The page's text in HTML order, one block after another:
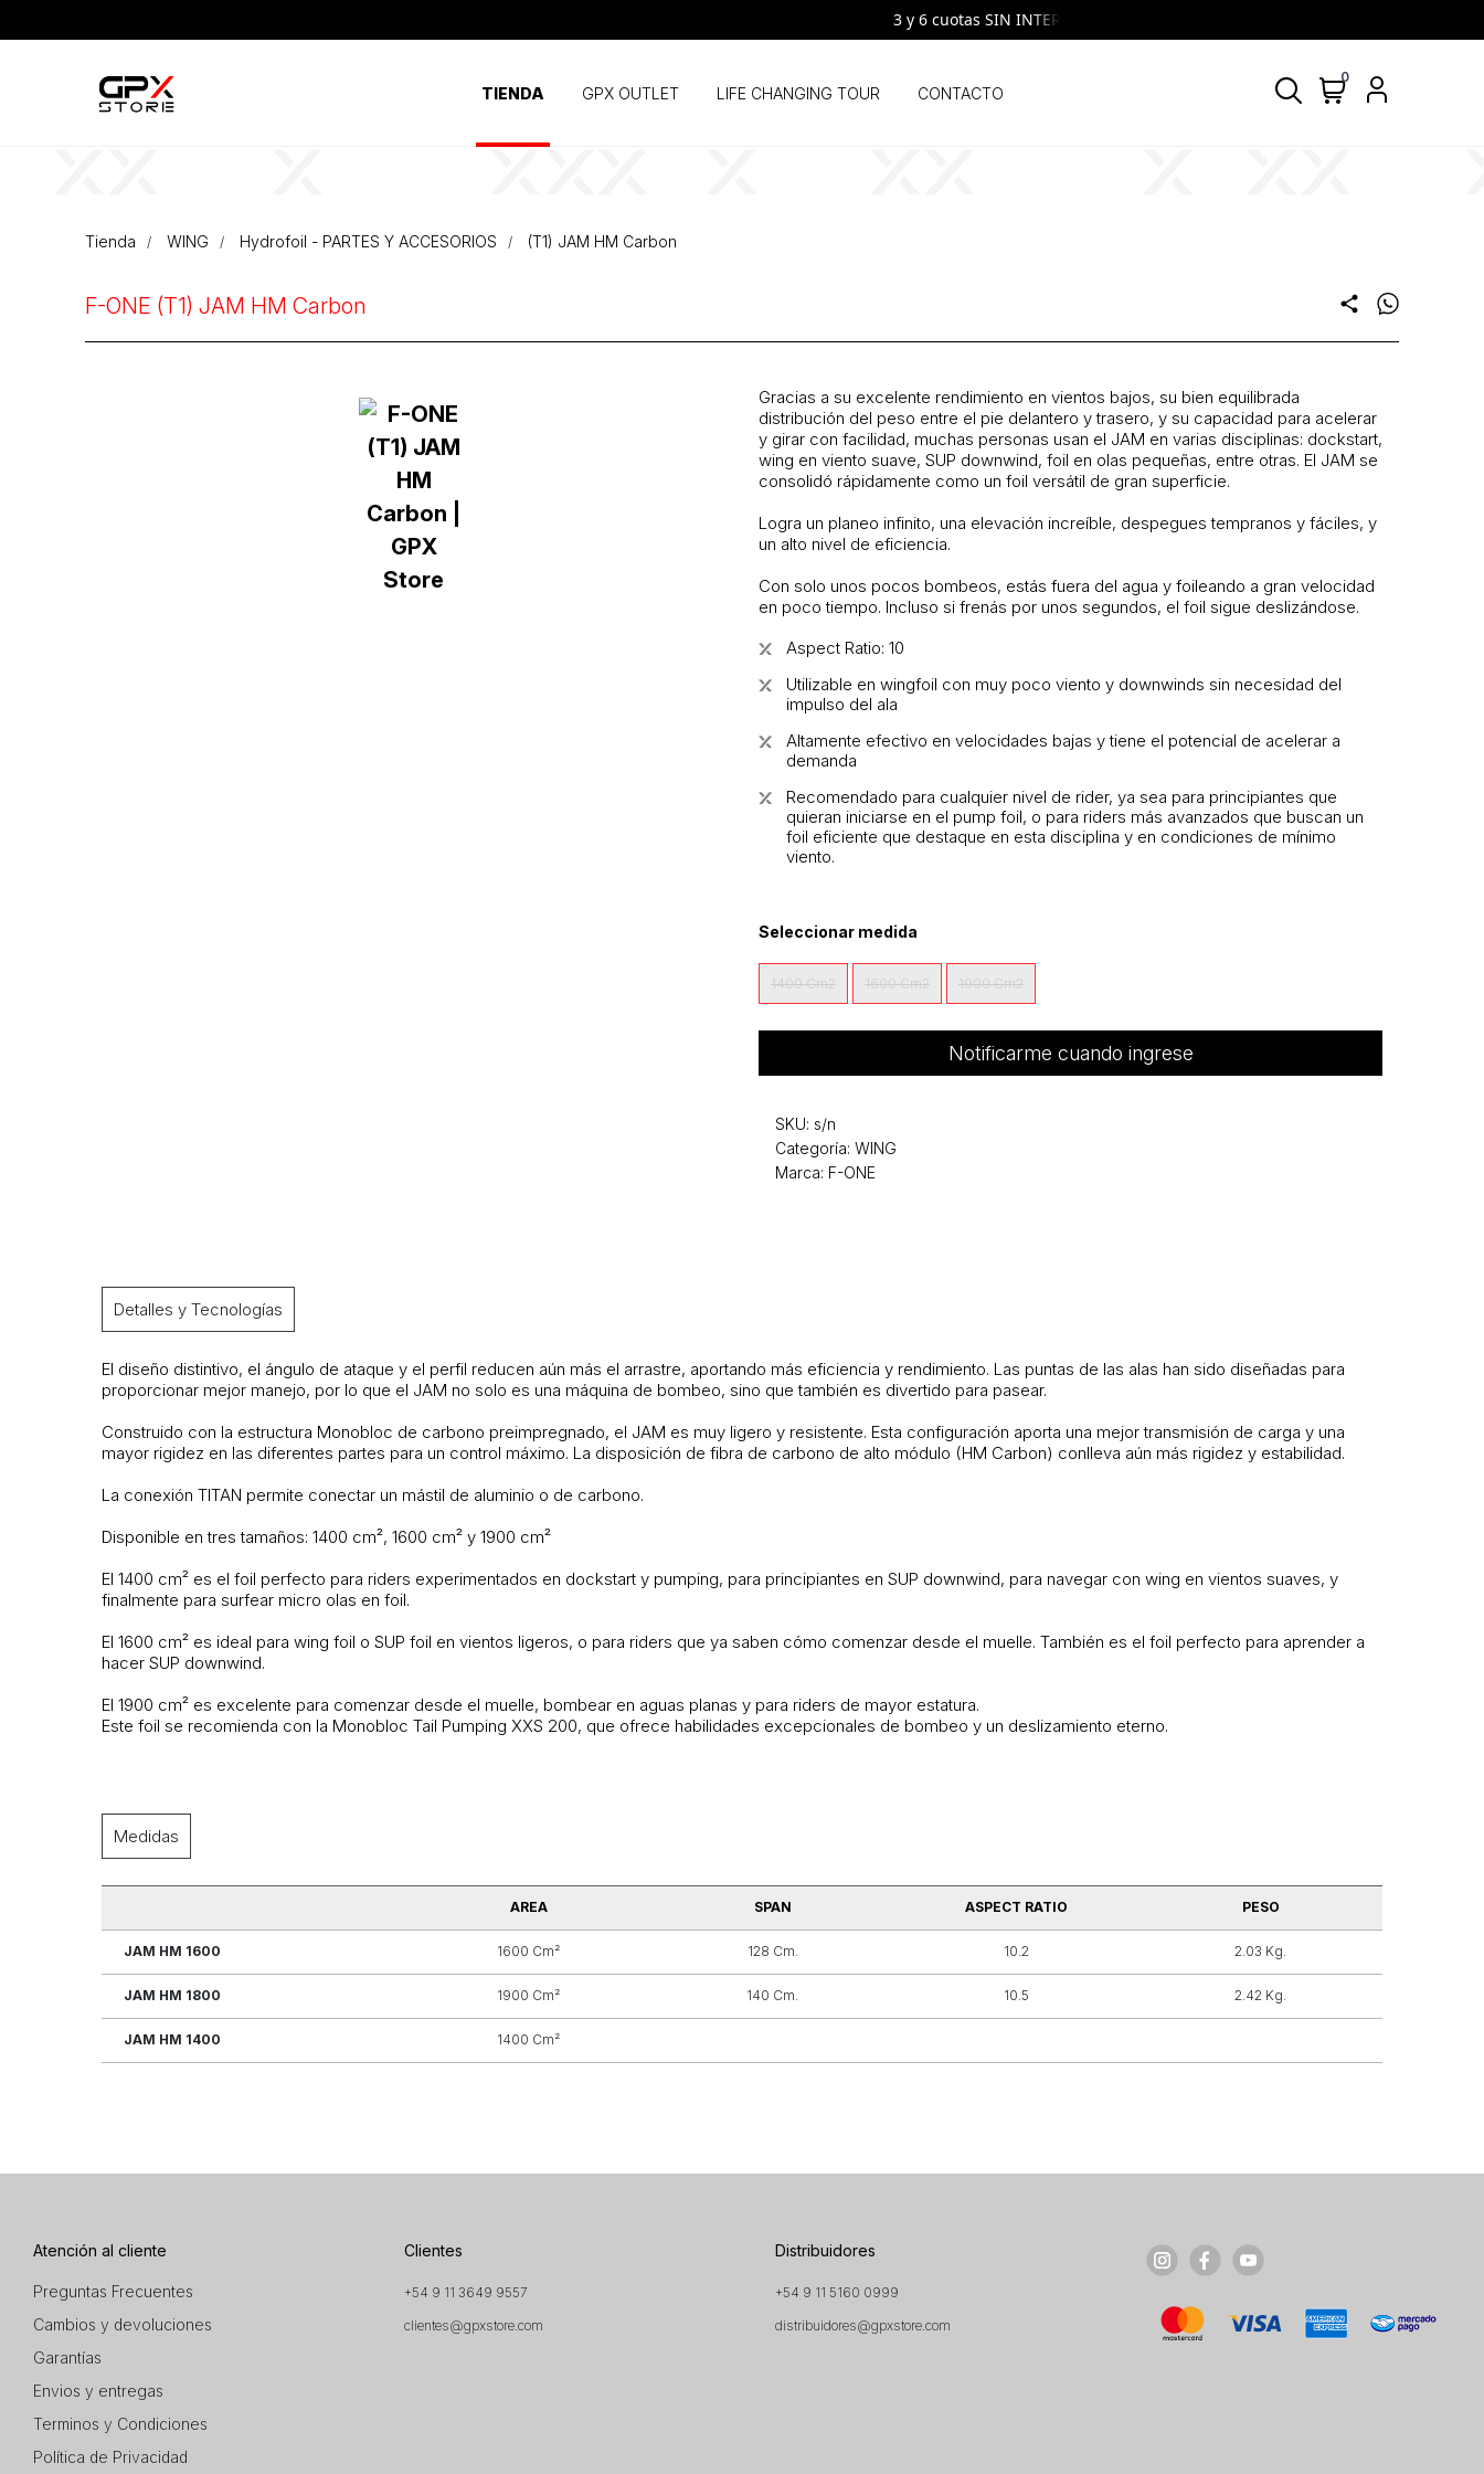
3 y 6 cuotas SIN INTERES | VISA y MASTERCARD | Todos los días, todos los bancos
TIENDA GPX OUTLET LIFE CHANGING TOUR CONTACTO
0
Tienda WING Hydrofoil - PARTES Y ACCESORIOS (T1) JAM HM Carbon
F-ONE (T1) JAM HM Carbon share
Gracias a su excelente rendimiento en vientos bajos, su bien equilibrada
distribución del peso entre el pie delantero y trasero, y su capacidad para acelerar
y girar con facilidad, muchas personas usan el JAM en varias disciplinas: dockstart,
wing en viento suave, SUP downwind, foil en olas pequeñas, entre otras. El JAM se
consolidó rápidamente como un foil versátil de gran superficie.
Logra un planeo infinito, una elevación increíble, despegues tempranos y fáciles, y
un alto nivel de eficiencia.
Con solo unos pocos bombeos, estás fuera del agua y foileando a gran velocidad
en poco tiempo. Incluso si frenás por unos segundos, el foil sigue deslizándose.
Aspect Ratio: 10
Utilizable en wingfoil con muy poco viento y downwinds sin necesidad del
impulso del ala
Altamente efectivo en velocidades bajas y tiene el potencial de acelerar a
demanda
Recomendado para cualquier nivel de rider, ya sea para principiantes que
quieran iniciarse en el pump foil, o para riders más avanzados que buscan un
foil eficiente que destaque en esta disciplina y en condiciones de mínimo
viento.
Seleccionar medida
1400 Cm2 1600 Cm2 1900 Cm2
Notificarme cuando ingrese
SKU: s/n
Categoría: WING
Marca: F-ONE
Detalles y Tecnologías
El diseño distintivo, el ángulo de ataque y el perfil reducen aún más el arrastre, aportando más eficiencia y rendimiento. Las puntas de las alas han sido diseñadas para
proporcionar mejor manejo, por lo que el JAM no solo es una máquina de bombeo, sino que también es divertido para pasear.
Construido con la estructura Monobloc de carbono preimpregnado, el JAM es muy ligero y resistente. Esta configuración aporta una mejor transmisión de carga y una
mayor rigidez en las diferentes partes para un control máximo. La disposición de fibra de carbono de alto módulo (HM Carbon) conlleva aún más rigidez y estabilidad.
La conexión TITAN permite conectar un mástil de aluminio o de carbono.
Disponible en tres tamaños: 1400 cm², 1600 cm² y 1900 cm²
El 1400 cm² es el foil perfecto para riders experimentados en dockstart y pumping, para principiantes en SUP downwind, para navegar con wing en vientos suaves, y
finalmente para surfear micro olas en foil.
El 1600 cm² es ideal para wing foil o SUP foil en vientos ligeros, o para riders que ya saben cómo comenzar desde el muelle. También es el foil perfecto para aprender a
hacer SUP downwind.
El 1900 cm² es excelente para comenzar desde el muelle, bombear en aguas planas y para riders de mayor estatura.
Este foil se recomienda con la Monobloc Tail Pumping XXS 200, que ofrece habilidades excepcionales de bombeo y un deslizamiento eterno.
Medidas
AREA SPAN ASPECT RATIO PESO
JAM HM 1600 1600 Cm² 128 Cm. 10.2 2.03 Kg.
JAM HM 1800 1900 Cm² 140 Cm. 10.5 2.42 Kg.
JAM HM 1400 1400 Cm²
Atención al cliente
Preguntas Frecuentes
Cambios y devoluciones
Garantías
Envios y entregas
Terminos y Condiciones
Política de Privacidad
Clientes
+54 9 11 3649 9557
clientes@gpxstore.com
Distribuidores
+54 9 11 5160 0999
distribuidores@gpxstore.com